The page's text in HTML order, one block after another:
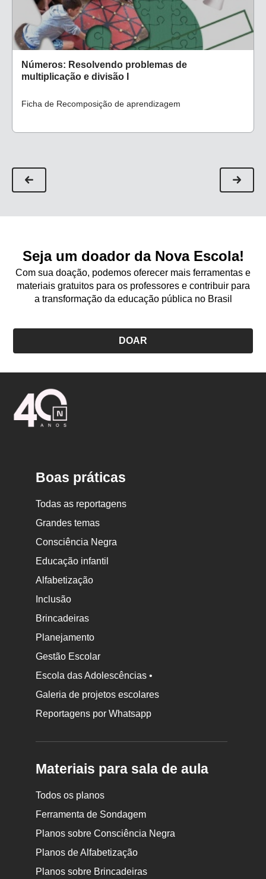
Números: Resolvendo problemas de
multiplicação e divisão I
Ficha de Recomposição de aprendizagem
Seja um doador da Nova Escola!
Com sua doação, podemos oferecer mais ferramentas e
materiais gratuitos para os professores e contribuir para
a transformação da educação pública no Brasil
DOAR
Boas práticas
Todas as reportagens
Grandes temas
Consciência Negra
Educação infantil
Alfabetização
Inclusão
Brincadeiras
Planejamento
Gestão Escolar
Escola das Adolescências •
Galeria de projetos escolares
Reportagens por Whatsapp
Materiais para sala de aula
Todos os planos
Ferramenta de Sondagem
Planos sobre Consciência Negra
Planos de Alfabetização
Planos sobre Brincadeiras